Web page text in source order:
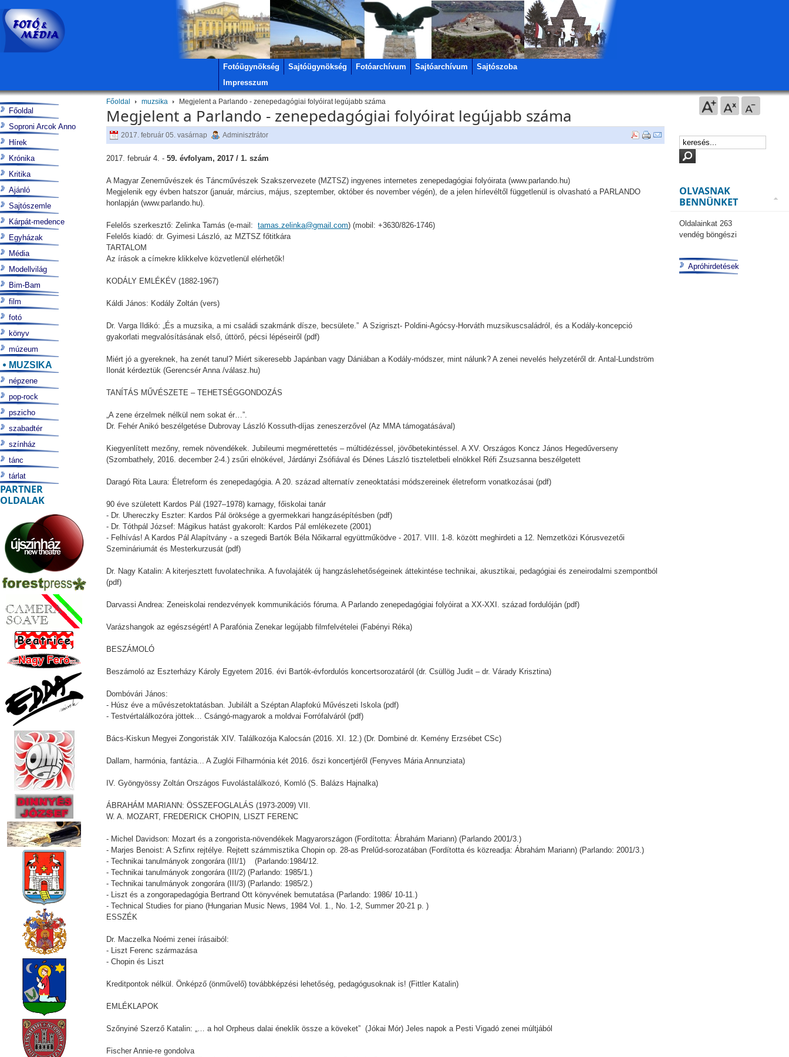
Fotóügynökség Sajtóügynökség Fotóarchívum Sajtóarchívum
Sajtószoba
Impresszum
Főoldal muzsika Megjelent a Parlando - zenepedagógiai folyóirat legújabb száma
Megjelent a Parlando - zenepedagógiai folyóirat legújabb száma
2017. február 05. vasárnap Adminisztrátor
2017. február 4. -59. évfolyam, 2017 / 1. szám
A Magyar Zeneművészek és Táncművészek Szakszervezete (MZTSZ) ingyenes internetes zenepedagógiai folyóirata (www.parlando.hu)
Megjelenik egy évben hatszor (január, március, május, szeptember, október és november végén), de a jelen hírlevéltől függetlenül is olvasható a PARLANDO
honlapján (www.parlando.hu).
Felelős szerkesztő: Zelinka Tamás (e-mail:tamas.zelinka@gmail.com) (mobil: +3630/826-1746)
Felelős kiadó: dr. Gyimesi László, az MZTSZ főtitkára
TARTALOM
Az írások a címekre klikkelve közvetlenül elérhetők!
KODÁLY EMLÉKÉV (1882-1967)
Káldi János: Kodály Zoltán (vers)
Dr. Varga Ildikó: „És a muzsika, a mi családi szakmánk dísze, becsülete.” A Szigriszt- Poldini-Agócsy-Horváth muzsikuscsaládról, és a Kodály-koncepció
gyakorlati megvalósításának első, úttörő, pécsi lépéseiről (pdf)
Miért jó a gyereknek, ha zenét tanul? Miért sikeresebb Japánban vagy Dániában a Kodály-módszer, mint nálunk? A zenei nevelés helyzetéről dr. Antal-Lundström
Ilonát kérdeztük (Gerencsér Anna /válasz.hu)
TANÍTÁS MŰVÉSZETE – TEHETSÉGGONDOZÁS
„A zene érzelmek nélkül nem sokat ér…”.
Dr. Fehér Anikó beszélgetése Dubrovay László Kossuth-díjas zeneszerzővel (Az MMA támogatásával)
Kiegyenlített mezőny, remek növendékek. Jubileumi megmérettetés – múltidézéssel, jövőbetekintéssel. A XV. Országos Koncz János Hegedűverseny
(Szombathely, 2016. december 2-4.) zsűri elnökével, Járdányi Zsófiával és Dénes László tiszteletbeli elnökkel Réfi Zsuzsanna beszélgetett
Daragó Rita Laura: Életreform és zenepedagógia. A 20. század alternatív zeneoktatási módszereinek életreform vonatkozásai (pdf)
90 éve született Kardos Pál (1927–1978) karnagy, főiskolai tanár
- Dr. Uhereczky Eszter: Kardos Pál öröksége a gyermekkari hangzásépítésben (pdf)
- Dr. Tóthpál József: Mágikus hatást gyakorolt: Kardos Pál emlékezete (2001)
- Felhívás! A Kardos Pál Alapítvány - a szegedi Bartók Béla Nőikarral együttműködve - 2017. VIII. 1-8. között meghirdeti a 12. Nemzetközi Kórusvezetői
Szemináriumát és Mesterkurzusát (pdf)
Dr. Nagy Katalin: A kiterjesztett fuvolatechnika. A fuvolajáték új hangzáslehetőségeinek áttekintése technikai, akusztikai, pedagógiai és zeneirodalmi szempontból
(pdf)
Darvassi Andrea: Zeneiskolai rendezvények kommunikációs fóruma. A Parlando zenepedagógiai folyóirat a XX-XXI. század fordulóján (pdf)
Varázshangok az egészségért! A Parafónia Zenekar legújabb filmfelvételei (Fabényi Réka)
BESZÁMOLÓ
Beszámoló az Eszterházy Károly Egyetem 2016. évi Bartók-évfordulós koncertsorozatáról (dr. Csüllög Judit – dr. Várady Krisztina)
Dombóvári János:
- Húsz éve a művészetoktatásban. Jubilált a Széptan Alapfokú Művészeti Iskola (pdf)
- Testvértalálkozóra jöttek… Csángó-magyarok a moldvai Forrófalváról (pdf)
Bács-Kiskun Megyei Zongoristák XIV. Találkozója Kalocsán (2016. XI. 12.) (Dr. Dombiné dr. Kemény Erzsébet CSc)
Dallam, harmónia, fantázia... A Zuglói Filharmónia két 2016. őszi koncertjéről (Fenyves Mária Annunziata)
IV. Gyöngyössy Zoltán Országos Fuvolástalálkozó, Komló (S. Balázs Hajnalka)
ÁBRAHÁM MARIANN: ÖSSZEFOGLALÁS (1973-2009) VII.
W. A. MOZART, FREDERICK CHOPIN, LISZT FERENC
- Michel Davidson: Mozart és a zongorista-növendékek Magyarországon (Fordította: Ábrahám Mariann) (Parlando 2001/3.)
- Marjes Benoist: A Szfinx rejtélye. Rejtett számmisztika Chopin op. 28-as Prelűd-sorozatában (Fordította és közreadja: Ábrahám Mariann) (Parlando: 2001/3.)
- Technikai tanulmányok zongorára (III/1) (Parlando:1984/12.
- Technikai tanulmányok zongorára (III/2) (Parlando: 1985/1.)
- Technikai tanulmányok zongorára (III/3) (Parlando: 1985/2.)
- Liszt és a zongorapedagógia Bertrand Ott könyvének bemutatása (Parlando: 1986/ 10-11.)
- Technical Studies for piano (Hungarian Music News, 1984 Vol. 1., No. 1-2, Summer 20-21 p. )
ESSZÉK
Dr. Maczelka Noémi zenei írásaiból:
- Liszt Ferenc származása
- Chopin és Liszt
Kreditpontok nélkül. Önképző (önművelő) továbbképzési lehetőség, pedagógusoknak is! (Fittler Katalin)
EMLÉKLAPOK
Szőnyiné Szerző Katalin: „… a hol Orpheus dalai éneklik össze a köveket” (Jókai Mór) Jeles napok a Pesti Vigadó zenei múltjából
Fischer Annie-re gondolva
Főoldal
Soproni Arcok Anno
Hírek
Krónika
Kritika
Ajánló
Sajtószemle
Kárpát-medence
Egyházak
Média
Modellvilág
Bim-Bam
film
fotó
könyv
múzeum
MUZSIKA
népzene
pop-rock
pszicho
szabadtér
színház
tánc
tárlat
PARTNER
OLDALAK
OLVASNAK
BENNÜNKET
Oldalainkat 263
vendég böngészi
Apróhirdetések